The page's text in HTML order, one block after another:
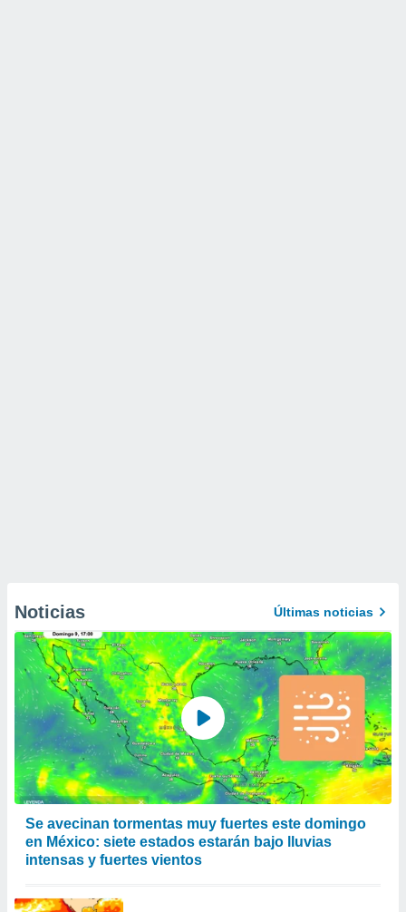
Noticias Últimas noticias
Se avecinan tormentas muy fuertes este domingo
en México: siete estados estarán bajo lluvias
intensas y fuertes vientos